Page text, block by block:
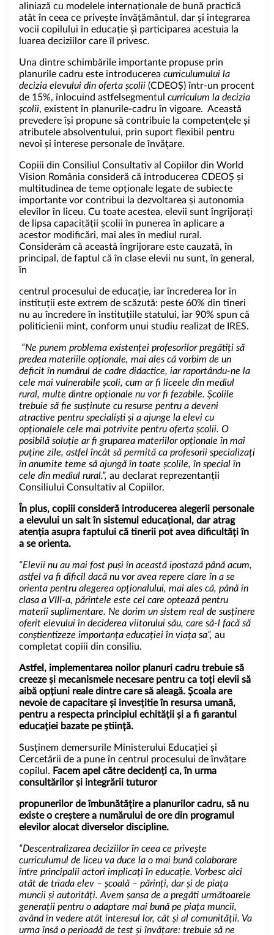
aliniază cu modelele internaționale de bună practică
atât în ceea ce privește învățământul, dar și integrarea
vocii copilului în educație și participarea acestuia la
luarea deciziilor care îl privesc.
Una dintre schimbările importante propuse prin
planurile cadru este introducerea curriculumului la
decizia elevului din oferta școlii (CDEOȘ) într-un procent
de 15%, înlocuind astfelsegmentul curriculum la decizia
școlii, existent în planurile-cadru în vigoare. Această
prevedere își propune să contribuie la competențele și
atributele absolventului, prin suport flexibil pentru
nevoi și interese personale de învățare.
Copiii din Consiliul Consultativ al Copiilor din World
Vision România consideră că introducerea CDEOȘ și
multitudinea de teme opționale legate de subiecte
importante vor contribui la dezvoltarea și autonomia
elevilor în liceu. Cu toate acestea, elevii sunt îngrijorați
de lipsa capacității școlii în punerea în aplicare a
acestor modificări, mai ales în mediul rural.
Considerăm că această îngrijorare este cauzată, în
principal, de faptul că în clase elevii nu sunt, în general,
în
centrul procesului de educație, iar încrederea lor în
instituții este extrem de scăzută: peste 60% din tineri
nu au încredere în instituțiile statului, iar 90% spun că
politicienii mint, conform unui studiu realizat de IRES.
“Ne punem problema existenței profesorilor pregătiți să
predea materiile opționale, mai ales că vorbim de un
deficit în numărul de cadre didactice, iar raportându-ne la
cele mai vulnerabile școli, cum ar fi liceele din mediul
rural, multe dintre opționale nu vor fi fezabile. Școlile
trebuie să fie susținute cu resurse pentru a deveni
atractive pentru specialiști și a ajunge la elevi cu
opționalele cele mai potrivite pentru oferta școlii. O
posibilă soluție ar fi gruparea materiilor opționale în mai
puține zile, astfel încât să permită ca profesorii specializați
în anumite teme să ajungă în toate școlile, în special în
cele din mediul rural.”, au declarat reprezentanții
Consiliului Consultativ al Copiilor.
În plus, copiii consideră introducerea alegerii personale
a elevului un salt în sistemul educațional, dar atrag
atenția asupra faptului că tinerii pot avea dificultăți în
a se orienta.
“Elevii nu au mai fost puși în această ipostază până acum,
astfel va fi dificil dacă nu vor avea repere clare în a se
orienta pentru alegerea opționalului, mai ales că, până în
clasa a VIII-a, părintele este cel care optează pentru
materii suplimentare. Ne dorim un sistem real de susținere
oferit elevului în deciderea viitorului său, care să-l facă să
conștientizeze importanța educației în viața sa”, au
completat copiii din consiliu.
Astfel, implementarea noilor planuri cadru trebuie să
creeze și mecanismele necesare pentru ca toți elevii să
aibă opțiuni reale dintre care să aleagă. Școala are
nevoie de capacitare și invesțitie în resursa umană,
pentru a respecta principiul echității și a fi garantul
educației bazate pe știință.
Susținem demersurile Ministerului Educației și
Cercetării de a pune în centrul procesului de învățare
copilul. Facem apel către decidenți ca, în urma
consultărilor și integrării tuturor
propunerilor de îmbunătățire a planurilor cadru, să nu
existe o creștere a numărului de ore din programul
elevilor alocat diverselor discipline.
“Descentralizarea deciziilorîn ceea ce privește
curriculumul de liceu va duce la o mai bună colaborare
între principalii actori implicați în educație. Vorbesc aici
atât de triada elev – școală – părinți, dar și de piața
muncii și autorități. Avem șansa de a pregăti următoarele
generații pentru o adaptare mai bună pe piața muncii,
având în vedere atât interesul lor, cât și al comunității. Va
urma însă o perioadă de test și învățare: trebuie să ne